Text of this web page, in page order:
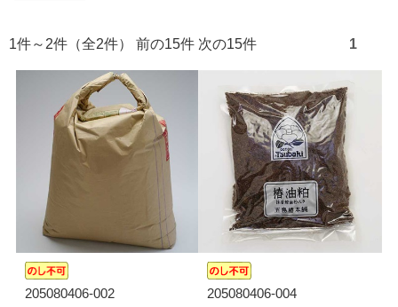
1件～2件（全2件） 前の15件 次の15件 1
205080406-002
205080406-004